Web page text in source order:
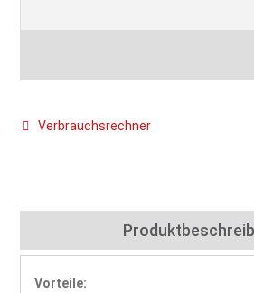
Verbrauchsrechner
Vorteile: